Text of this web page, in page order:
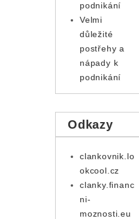
podnikání
Velmi
důležité
postřehy a
nápady k
podnikání
Odkazy
clankovnik.lo
okcool.cz
clanky.financ
ni-
moznosti.eu